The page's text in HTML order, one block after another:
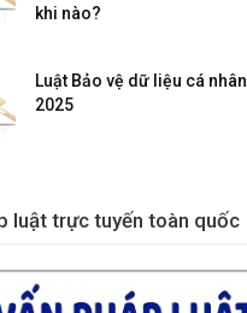
khi nào?
Luật Bảo vệ dữ liệu cá nhân
2025
luật trực tuyến toàn quốc